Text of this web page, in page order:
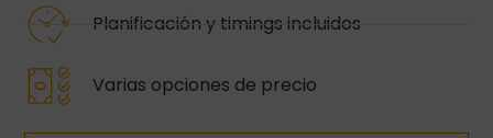
Planificación y timings incluidos
Varias opciones de precio